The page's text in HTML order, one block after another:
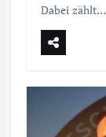
Dabei zählt…